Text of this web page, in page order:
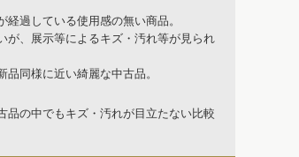
経過している使用感の無い商品。
が、展示等によるキズ・汚れ等が見られ
品同様に近い綺麗な中古品。
品の中でもキズ・汚れが目立たない比較